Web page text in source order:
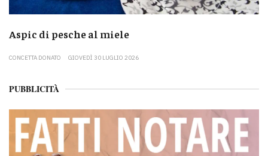
Aspic di pesche al miele
CONCETTA DONATO GIOVEDÌ 30 LUGLIO 2026
PUBBLICITÀ